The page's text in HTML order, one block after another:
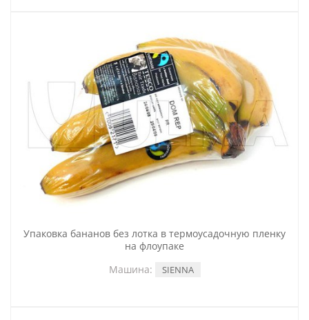
Упаковка бананов без лотка в термоусадочную пленку
на флоупаке
Машина:
SIENNA